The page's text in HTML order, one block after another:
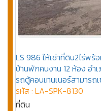
LS 986 ให้เช่าที่ดิน2ไร่พ
บ้านพักคนงาน 12 ห้อง อำ
รถตู้คอนเทนเนอร์สามารถเ
รหัส : LA-SPK-8130
ที่ดิน